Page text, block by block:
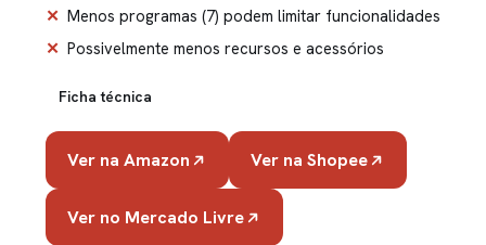
Menos programas (7) podem limitar funcionalidades
Possivelmente menos recursos e acessórios
Ficha técnica
Ver na Amazon Ver na Shopee
Ver no Mercado Livre